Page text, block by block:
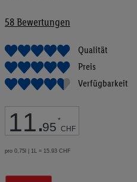
58Bewertungen
Qualität
Preis
Verfügbarkeit
11.95 *
CHF
pro 0,75l | 1L = 15.93 CHF
springen